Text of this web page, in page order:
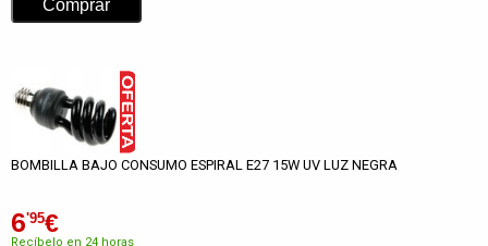
BOMBILLA BAJO CONSUMO ESPIRAL E27 15W UV LUZ NEGRA
6'95€
Recíbelo en 24 horas